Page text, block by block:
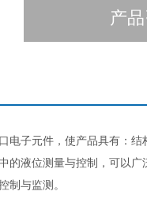
产
电子元件，使产品具有：
的液位测量与控制，可以
制与监测。